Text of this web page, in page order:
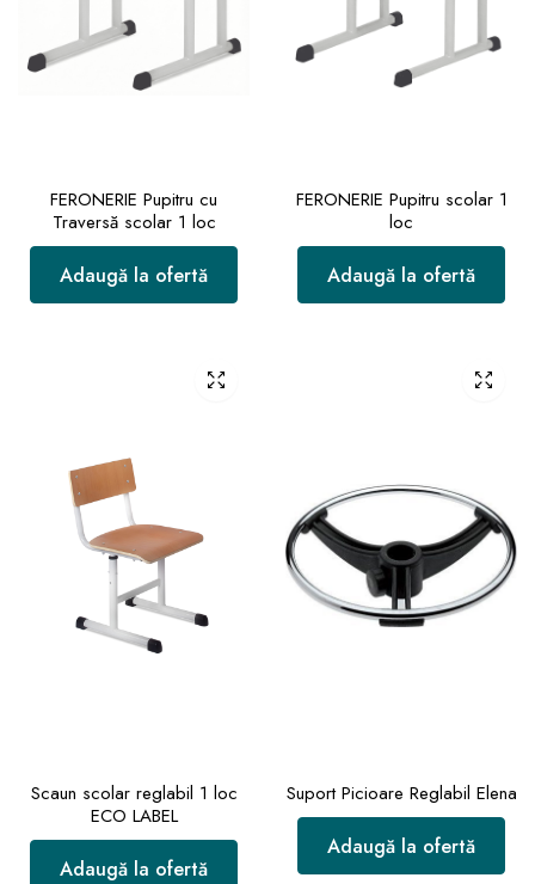
FERONERIE Pupitru cu
Traversă scolar 1 loc
Adaugă la ofertă
FERONERIE Pupitru scolar 1
loc
Adaugă la ofertă
Scaun scolar reglabil 1 loc
ECO LABEL
Adaugă la ofertă
Suport Picioare Reglabil Elena
Adaugă la ofertă